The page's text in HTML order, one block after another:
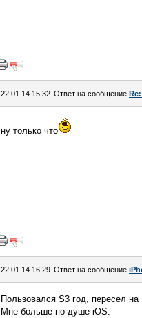
22.01.14 15:32 Ответ на сообщение
ну только что
22.01.14 16:29 Ответ на сообщение
Пользовался S3 год, пересел
Мне больше по душе iOS.